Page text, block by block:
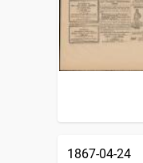
1867-04-24